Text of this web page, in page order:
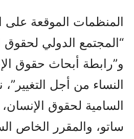
المنظمات الموقعة على
“المجتمع الدولي لحقوق
و”رابطة أبحاث حقوق
النساء من أجل
السامية لحقوق
ساتو، والمقرر الخاص